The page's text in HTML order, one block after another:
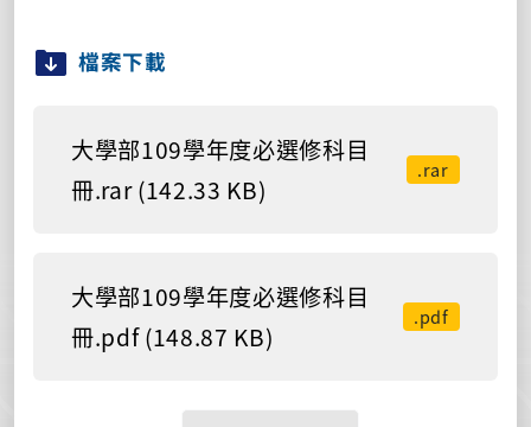
檔案下載
大學部109學年度必選修科目
冊.rar (142.33 KB)
.rar
大學部109學年度必選修科目
冊.pdf (148.87 KB)
.pdf